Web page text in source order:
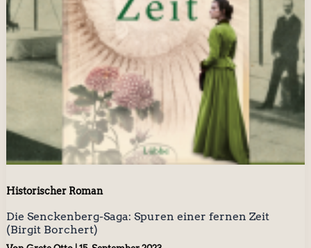
Historischer Roman
Die Senckenberg-Saga: Spuren einer fernen Zeit
(Birgit Borchert)